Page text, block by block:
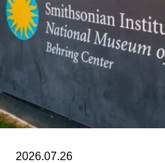
除了领导新加坡双年展外
艺术节艺术总监，以及香
剧与表演艺术部主管。
2026.07.26